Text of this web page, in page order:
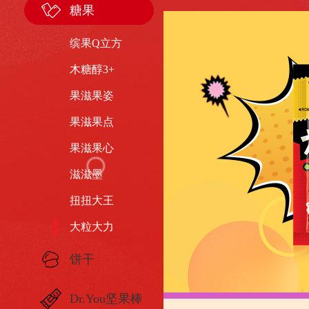
糖果
缤果Q立方
木糖醇3+
果滋果姿
果滋果点
果滋果心
滋滋墨
扭扭大王
大粒大力
饼干
Dr.You坚果棒